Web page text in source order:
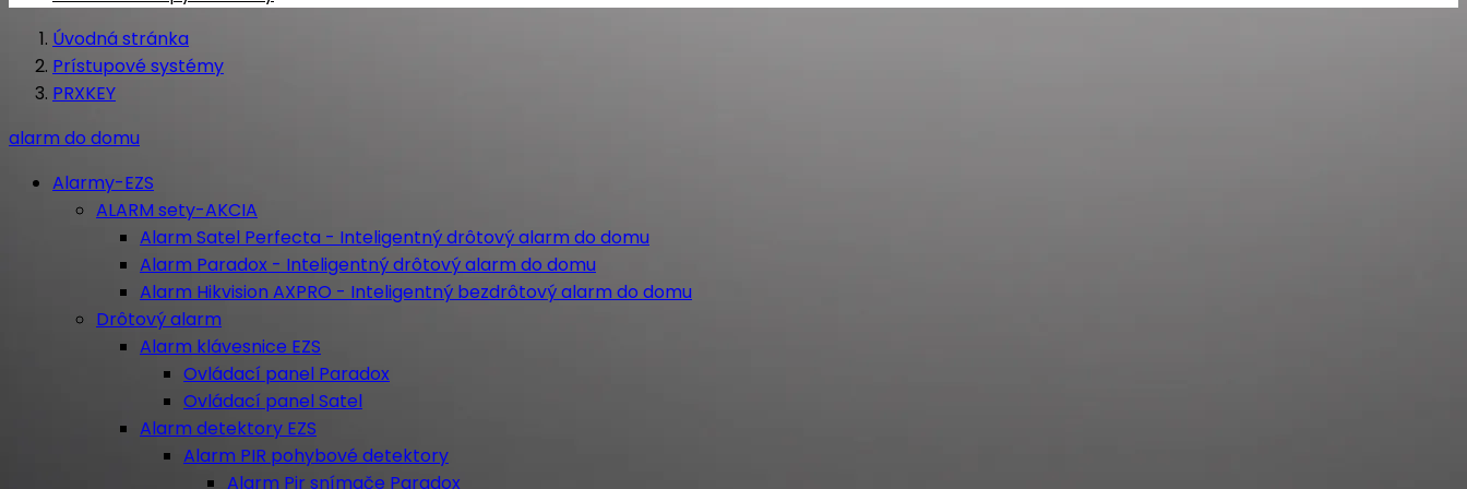
Úvodná stránka
Prístupové systémy
PRXKEY
alarm do domu
Alarmy-EZS
ALARM sety-AKCIA
Alarm Satel Perfecta - Inteligentný drôtový alarm do domu
Alarm Paradox - Inteligentný drôtový alarm do domu
Alarm Hikvision AXPRO - Inteligentný bezdrôtový alarm do domu
Drôtový alarm
Alarm klávesnice EZS
Ovládací panel Paradox
Ovládací panel Satel
Alarm detektory EZS
Alarm PIR pohybové detektory
Alarm Pir snímače Paradox